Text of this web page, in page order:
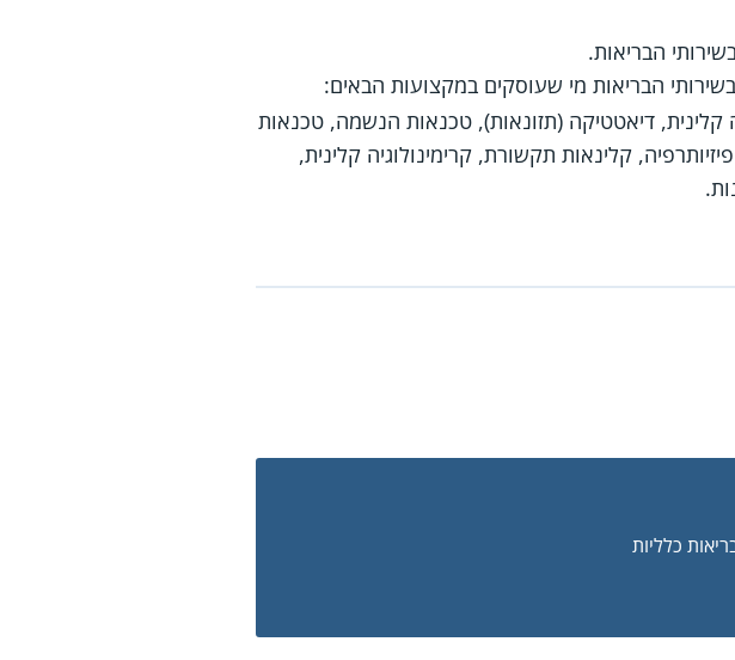
הבריאות.
הבריאות מי שעוסקים במקצועות הבאים:
קלינית, דיאטטיקה (תזונאות), טכנאות הנשמה, טכנאות
קלינאות תקשורת, קרימינולוגיה קלינית,
כלליות